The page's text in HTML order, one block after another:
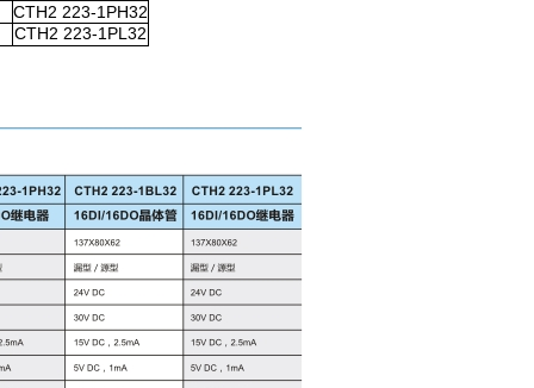
CTH2 223-1PH32
CTH2 223-1PL32